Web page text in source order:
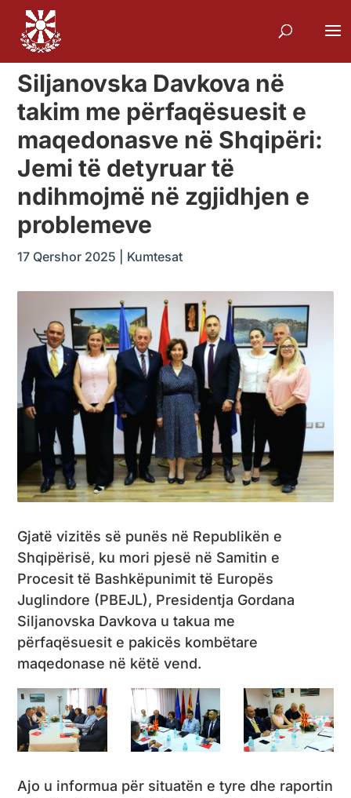
Siljanovska Davkova në
takim me përfaqësuesit e
maqedonasve në Shqipëri:
Jemi të detyruar të
ndihmojmë në zgjidhjen e
problemeve
17 Qershor 2025 Kumtesat
Gjatë vizitës së punës në Republikën e
Shqipërisë, ku mori pjesë në Samitin e
Procesit të Bashkëpunimit të Europës
Juglindore (PBEJL), Presidentja Gordana
Siljanovska Davkova u takua me
përfaqësuesit e pakicës kombëtare
maqedonase në këtë vend.
Ajo u informua për situatën e tyre dhe raportin